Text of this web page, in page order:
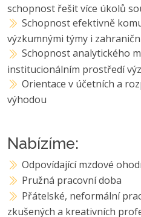
schopnost řešit více úkolů
Schopnost efektivně
výzkumnými týmy i
Schopnost analytického
institucionálním prostředí
Orientace v účetních a
výhodou
Nabízíme:
Odpovídající mzdové
Pružná pracovní doba
Přátelské, neformální
zkušených a kreativních